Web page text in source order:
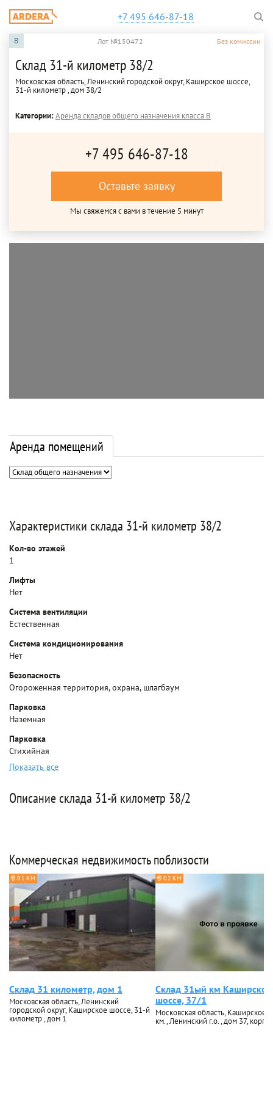
+7 495 646-87-18
B Лот №150472 Без комиссии
Склад 31-й километр 38/2
Московская область, Ленинский городской округ, Каширское шоссе,
31-й километр , дом 38/2
Категории:Аренда складов общего назначения класса B
+7 495 646-87-18
Оставьте заявку
Мы свяжемся с вами в течение 5 минут
Аренда помещений
Характеристики склада 31-й километр 38/2
Кол-во этажей
1
Лифты
Нет
Система вентиляции
Естественная
Система кондиционирования
Нет
Безопасность
Огороженная территория, охрана, шлагбаум
Парковка
Наземная
Парковка
Стихийная
Показать все
Описание склада 31-й километр 38/2
Коммерческая недвижимость поблизости
0.1 КМ
Склад 31 километр, дом 1
Московская область, Ленинский
городской округ, Каширское шоссе, 31-й
километр , дом 1
0.2 КМ
Склад 31ый км Каширское
шоссе, 37/1
Московская область, Каширское
км., Ленинский г.о. , дом 37, корп. 1